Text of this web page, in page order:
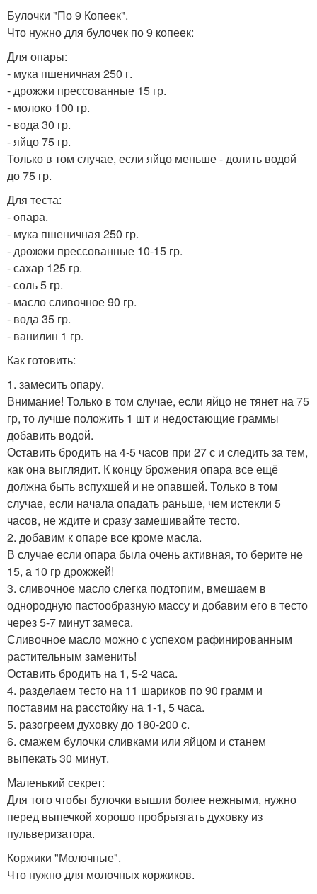
Булочки "По 9 Копеек".
Что нужно для булочек по 9 копеек:
Для опары:
- мука пшеничная 250 г.
- дрожжи прессованные 15 гр.
- молоко 100 гр.
- вода 30 гр.
- яйцо 75 гр.
Только в том случае, если яйцо меньше - долить водой
до 75 гр.
Для теста:
- опара.
- мука пшеничная 250 гр.
- дрожжи прессованные 10-15 гр.
- сахар 125 гр.
- соль 5 гр.
- масло сливочное 90 гр.
- вода 35 гр.
- ванилин 1 гр.
Как готовить:
1. замесить опару.
Внимание! Только в том случае, если яйцо не тянет на 75
гр, то лучше положить 1 шт и недостающие граммы
добавить водой.
Оставить бродить на 4-5 часов при 27 с и следить за тем,
как она выглядит. К концу брожения опара все ещё
должна быть вспухшей и не опавшей. Только в том
случае, если начала опадать раньше, чем истекли 5
часов, не ждите и сразу замешивайте тесто.
2. добавим к опаре все кроме масла.
В случае если опара была очень активная, то берите не
15, а 10 гр дрожжей!
3. сливочное масло слегка подтопим, вмешаем в
однородную пастообразную массу и добавим его в тесто
через 5-7 минут замеса.
Сливочное масло можно с успехом рафинированным
растительным заменить!
Оставить бродить на 1, 5-2 часа.
4. разделаем тесто на 11 шариков по 90 грамм и
поставим на расстойку на 1-1, 5 часа.
5. разогреем духовку до 180-200 с.
6. смажем булочки сливками или яйцом и станем
выпекать 30 минут.
Маленький секрет:
Для того чтобы булочки вышли более нежными, нужно
перед выпечкой хорошо пробрызгать духовку из
пульверизатора.
Коржики "Молочные".
Что нужно для молочных коржиков.